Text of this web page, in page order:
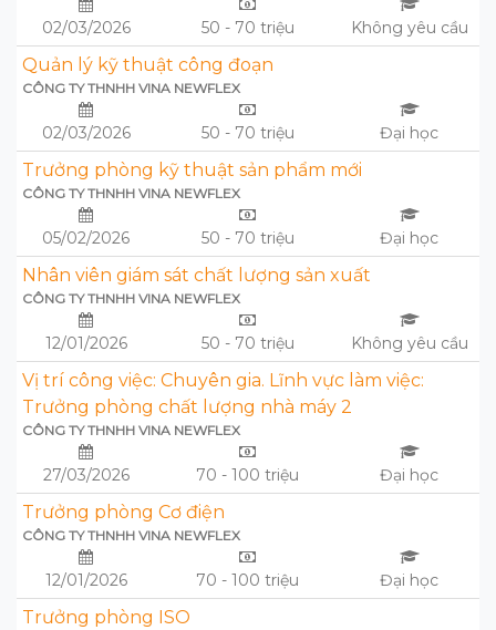
02/03/2026 50 - 70 triệu Không yêu cầu
Quản lý kỹ thuật công đoạn
CÔNG TY THNHH VINA NEWFLEX
02/03/2026 50 - 70 triệu Đại học
Trưởng phòng kỹ thuật sản phẩm mới
CÔNG TY THNHH VINA NEWFLEX
05/02/2026 50 - 70 triệu Đại học
Nhân viên giám sát chất lượng sản xuất
CÔNG TY THNHH VINA NEWFLEX
12/01/2026 50 - 70 triệu Không yêu cầu
Vị trí công việc: Chuyên gia. Lĩnh vực làm việc:
Trưởng phòng chất lượng nhà máy 2
CÔNG TY THNHH VINA NEWFLEX
27/03/2026 70 - 100 triệu Đại học
Trưởng phòng Cơ điện
CÔNG TY THNHH VINA NEWFLEX
12/01/2026 70 - 100 triệu Đại học
Trưởng phòng ISO